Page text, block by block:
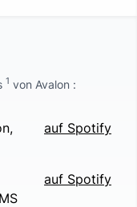
1 von Avalon :
auf Spotify
auf Spotify